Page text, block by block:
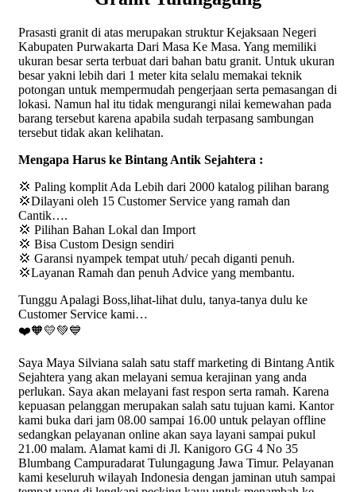
Prasasti granit di atas merupakan struktur Kejaksaan Negeri
Kabupaten Purwakarta Dari Masa Ke Masa. Yang memiliki
ukuran besar serta terbuat dari bahan batu granit. Untuk ukuran
besar yakni lebih dari 1 meter kita selalu memakai teknik
potongan untuk mempermudah pengerjaan serta pemasangan di
lokasi. Namun hal itu tidak mengurangi nilai kemewahan pada
barang tersebut karena apabila sudah terpasang sambungan
tersebut tidak akan kelihatan.
Mengapa Harus ke Bintang Antik Sejahtera :
💢 Paling komplit Ada Lebih dari 2000 katalog pilihan barang
💢Dilayani oleh 15 Customer Service yang ramah dan
Cantik….
💢 Pilihan Bahan Lokal dan Import
💢 Bisa Custom Design sendiri
💢 Garansi nyampek tempat utuh/ pecah diganti penuh.
💢Layanan Ramah dan penuh Advice yang membantu.
Tunggu Apalagi Boss,lihat-lihat dulu, tanya-tanya dulu ke
Customer Service kami…
❤️🧡💛💚💙
Saya Maya Silviana salah satu staff marketing di Bintang Antik
Sejahtera yang akan melayani semua kerajinan yang anda
perlukan. Saya akan melayani fast respon serta ramah. Karena
kepuasan pelanggan merupakan salah satu tujuan kami. Kantor
kami buka dari jam 08.00 sampai 16.00 untuk pelayan offline
sedangkan pelayanan online akan saya layani sampai pukul
21.00 malam. Alamat kami di Jl. Kanigoro GG 4 No 35
Blumbang Campuradarat Tulungagung Jawa Timur. Pelayanan
kami keseluruh wilayah Indonesia dengan jaminan utuh sampai